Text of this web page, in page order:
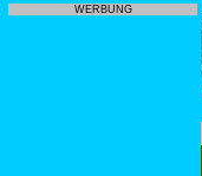
WERBUNG